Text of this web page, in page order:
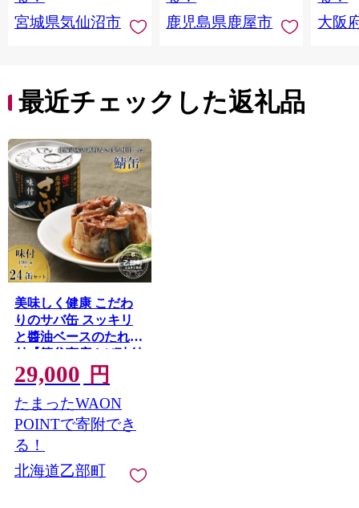
宮城県気仙沼市
鹿児島県鹿屋市
料 ふ
堺市】
大阪
最近チェックした返礼品
美味しく健康 こだわ
りのサバ缶 スッキリ
と醬油ベースのたれ味
付【笹谷商店さば味付
缶：24缶】＜ スピー
ド発送 たっぷり24缶
さば缶 サバ缶 190g 北
海道 国産 北海道産 道
産 笹谷商店 釧之助 缶
詰 魚介 魚介類 海産物
非常食 備蓄 防災 キャ
29,000 円
たまったWAON
POINTで寄附でき
る！
北海道乙部町